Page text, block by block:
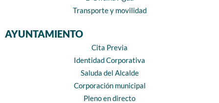
Transporte y movilidad
AYUNTAMIENTO
Cita Previa
Identidad Corporativa
Saluda del Alcalde
Corporación municipal
Pleno en directo